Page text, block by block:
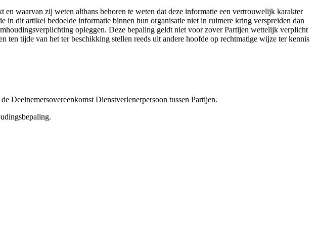
waarvan zij weten althans behoren te weten dat deze informatie een vertrouwelijk karakter
in dit artikel bedoelde informatie binnen hun organisatie niet in ruimere kring verspreiden dan
opleggen. Deze bepaling geldt niet voor zover Partijen wettelijk verplicht
ten tijde van het ter beschikking stellen reeds uit andere hoofde op rechtmatige wijze ter kennis
Deelnemersovereenkomst Dienstverlenerpersoon tussen Partijen.